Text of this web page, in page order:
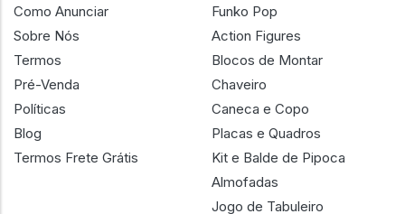
Sobre
Como Anunciar
Sobre Nós
Termos
Pré-Venda
Políticas
Produtos
Funko Pop
Action Figures
Blocos de Montar
Chaveiro
Caneca e Copo
Placas e Quadros
Kit e Balde de Pipoca